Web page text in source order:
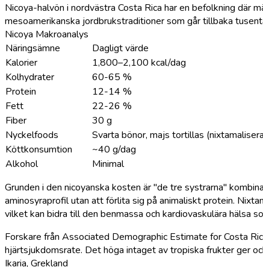
Nicoya-halvön i nordvästra Costa Rica har en befolkning
mesoamerikanska jordbrukstraditioner som går tillbaka
Nicoya Makroanalys
Näringsämne
Dagligt värde
Kalorier
1,800–2,100 kcal/dag
Kolhydrater
60-65 %
Protein
12-14 %
Fett
22-26 %
Fiber
30 g
Nyckelfoods
Svarta bönor, majs tortillas
Köttkonsumtion
~40 g/dag
Alkohol
Minimal
Grunden i den nicoyanska kosten är "de tre systrarna"
aminosyraprofil utan att förlita sig på animaliskt protein.
vilket kan bidra till den benmassa och kardiovaskulära hälsa
Forskare från Associated Demographic Estimate for Costa
hjärtsjukdomsrate. Det höga intaget av tropiska frukter ger
Ikaria, Grekland